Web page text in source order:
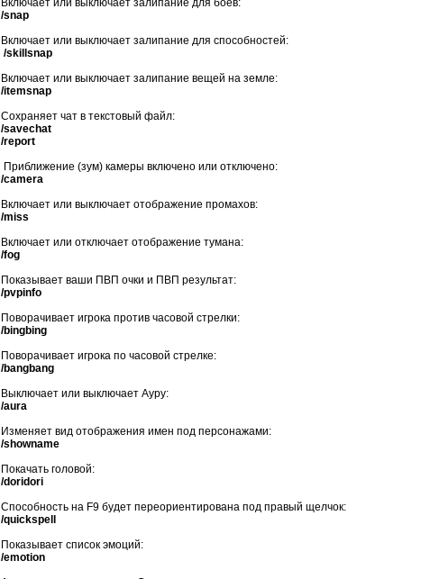
Включает или выключает залипание для боев:
/snap
Включает или выключает залипание для способностей:
/skillsnap
Включает или выключает залипание вещей на земле:
/itemsnap
Сохраняет чат в текстовый файл:
/savechat
/report
Приближение (зум) камеры включено или отключено:
/camera
Включает или выключает отображение промахов:
/miss
Включает или отключает отображение тумана:
/fog
Показывает ваши ПВП очки и ПВП результат:
/pvpinfo
Поворачивает игрока против часовой стрелки:
/bingbing
Поворачивает игрока по часовой стрелке:
/bangbang
Выключает или выключает Ауру:
/aura
Изменяет вид отображения имен под персонажами:
/showname
Покачать головой:
/doridori
Способность на F9 будет переориентирована под правый щелчок:
/quickspell
Показывает список эмоций:
/emotion